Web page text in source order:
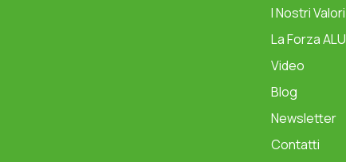
I Nostri Valori
La Forza
Video
Blog
Newsletter
Contatti